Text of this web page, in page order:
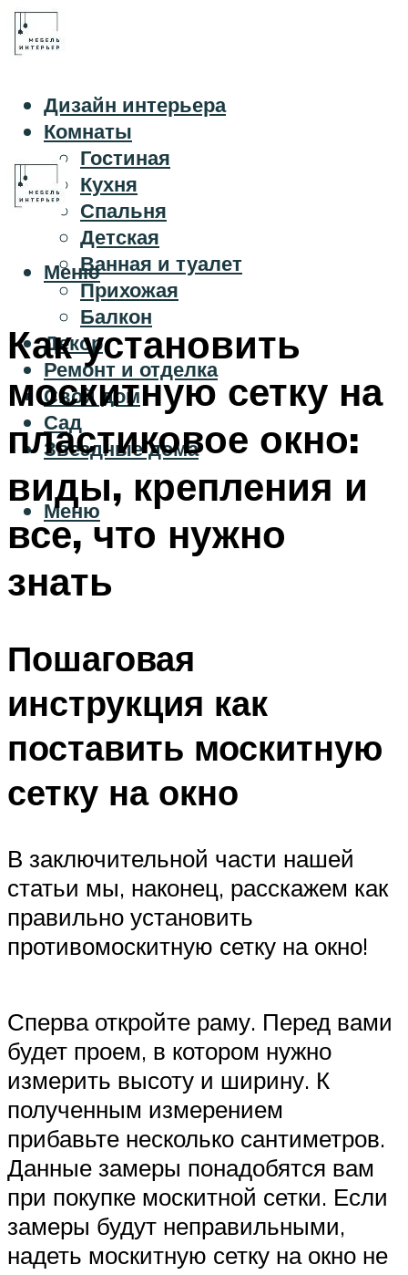
Дизайн интерьера
Комнаты
Гостиная
Кухня
Спальня
Детская
Ванная и туалет
Прихожая
Балкон
Декор
Ремонт и отделка
Свой дом
Сад
Звездные дома
Меню
Меню
Как установить
москитную сетку на
пластиковое окно:
виды, крепления и
все, что нужно
знать
Пошаговая
инструкция как
поставить москитную
сетку на окно
В заключительной части нашей
статьи мы, наконец, расскажем как
правильно установить
противомоскитную сетку на окно!
Сперва откройте раму. Перед вами
будет проем, в котором нужно
измерить высоту и ширину. К
полученным измерением
прибавьте несколько сантиметров.
Данные замеры понадобятся вам
при покупке москитной сетки. Если
замеры будут неправильными,
надеть москитную сетку на окно не